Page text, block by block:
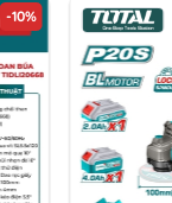
-10%